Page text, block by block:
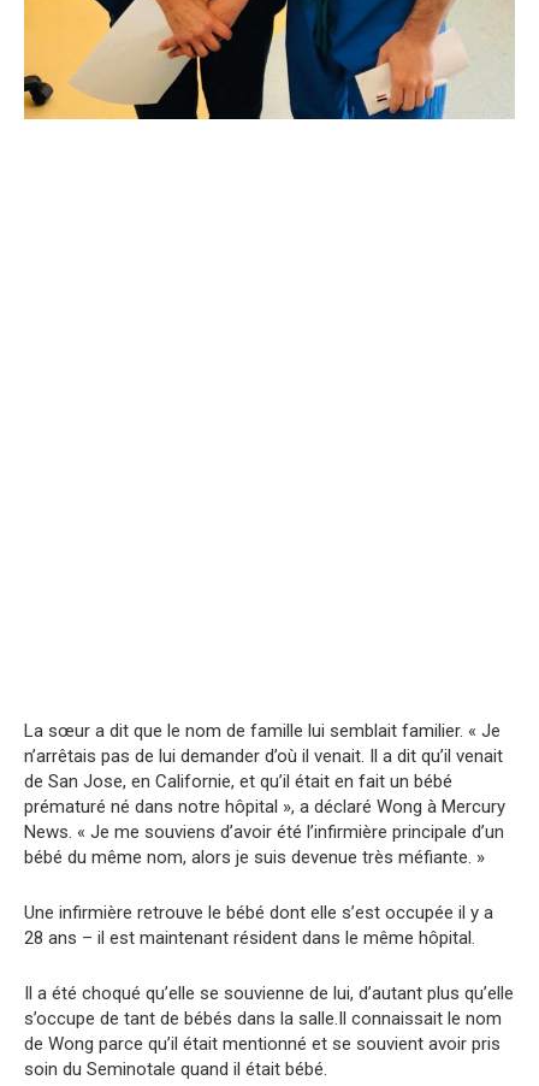
La sœur a dit que le nom de famille lui semblait familier. « Je
n’arrêtais pas de lui demander d’où il venait. Il a dit qu’il venait
de San Jose, en Californie, et qu’il était en fait un bébé
prématuré né dans notre hôpital », a déclaré Wong à Mercury
News. « Je me souviens d’avoir été l’infirmière principale d’un
bébé du même nom, alors je suis devenue très méfiante. »
Une infirmière retrouve le bébé dont elle s’est occupée il y a
28 ans – il est maintenant résident dans le même hôpital.
Il a été choqué qu’elle se souvienne de lui, d’autant plus qu’elle
s’occupe de tant de bébés dans la salle.Il connaissait le nom
de Wong parce qu’il était mentionné et se souvient avoir pris
soin du Seminotale quand il était bébé.